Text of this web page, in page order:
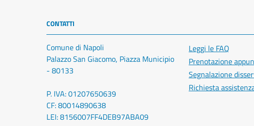
CONTATTI
Comune di Napoli
Palazzo San Giacomo, Piazza Municipio
- 80133
P. IVA: 01207650639
CF: 80014890638
LEI: 8156007FF4DEB97ABA09
Leggi le FAQ
Prenotazione
Segnalazione
Richiesta